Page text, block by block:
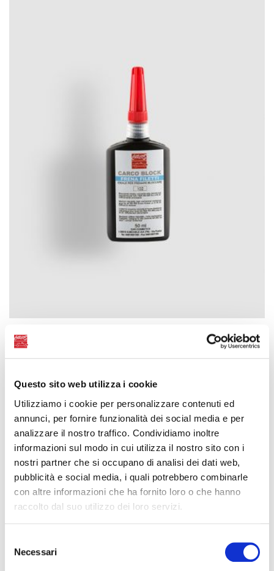
Questo sito web utilizza i cookie
Utilizziamo i cookie per personalizzare contenuti ed
annunci, per fornire funzionalità dei social media e per
analizzare il nostro traffico. Condividiamo inoltre
informazioni sul modo in cui utilizza il nostro sito con i
nostri partner che si occupano di analisi dei dati web,
pubblicità e social media, i quali potrebbero combinarle
con altre informazioni che ha fornito loro o che hanno
raccolto dal suo utilizzo dei loro servizi.
delNecessari
CARCOBLOCK 102